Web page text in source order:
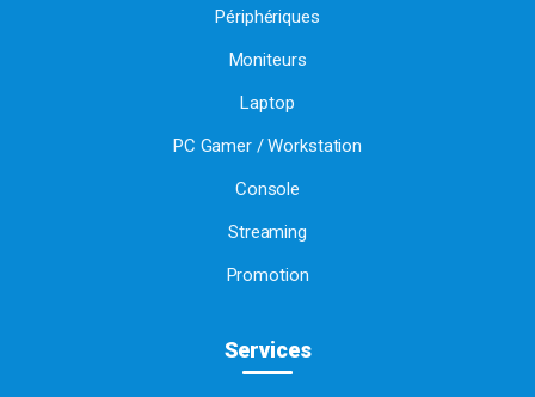
Périphériques
Moniteurs
Laptop
PC Gamer / Workstation
Console
Streaming
Promotion
Services